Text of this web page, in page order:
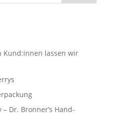
Kund:innen lassen wir
Dr. Bronner’s Hand-